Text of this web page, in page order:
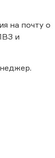
на почту о
и